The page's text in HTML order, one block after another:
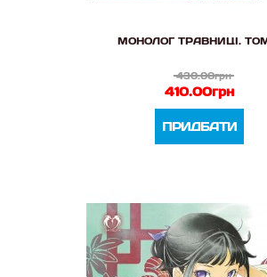
МОНОЛОГ ТРАВНИЦІ. ТОМ
430.00грн
410.00грн
ПРИДБАТИ